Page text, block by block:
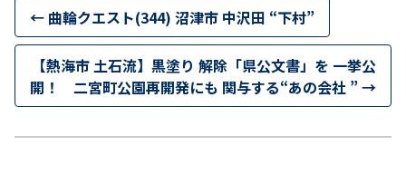
← 曲輪クエスト(344) 沼津市 中沢田 “下村”
【熱海市 土石流】黒塗り 解除「県公文書」を 一挙公
開！ 二宮町公園再開発にも 関与する“あの会社 ”→